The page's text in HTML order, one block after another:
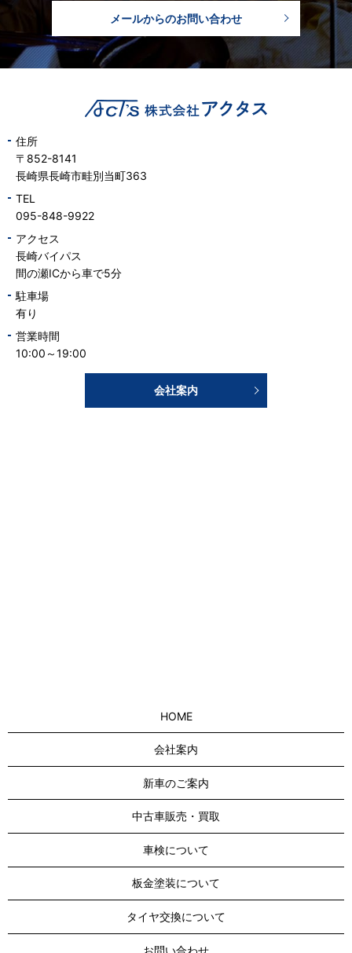
メールからのお問い合わせ
住所
〒852-8141
長崎県長崎市畦別当町363
TEL
095-848-9922
アクセス
長崎バイパス
間の瀬ICから車で5分
駐車場
有り
営業時間
10:00～19:00
会社案内
HOME
会社案内
新車のご案内
中古車販売・買取
車検について
板金塗装について
タイヤ交換について
お問い合わせ